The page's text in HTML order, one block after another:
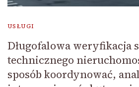
USŁUGI
Długofalowa weryfikacja
technicznego
sposób koordynować,